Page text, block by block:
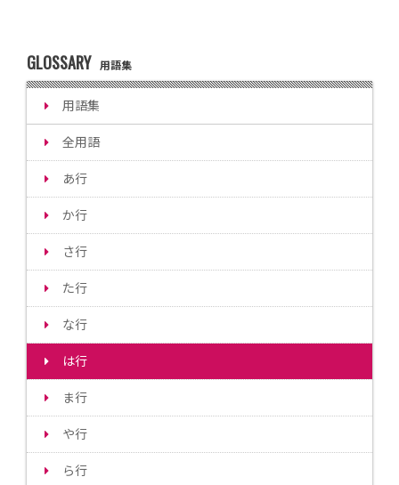
GLOSSARY 用語集
用語集
全用語
あ行
か行
さ行
た行
な行
は行
ま行
や行
ら行